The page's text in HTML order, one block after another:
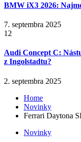
BMW iX3 2026:
7. septembra 2025
12
Audi Concept C:
z Ingolstadtu?
2. septembra 2025
Home
Novinky
Ferrari Daytona
Novinky